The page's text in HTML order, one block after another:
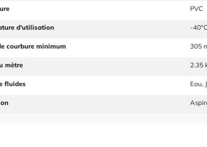
PVC
d'utilisation -
courbure minimum 305
mètre 2.35
fluides Eau,